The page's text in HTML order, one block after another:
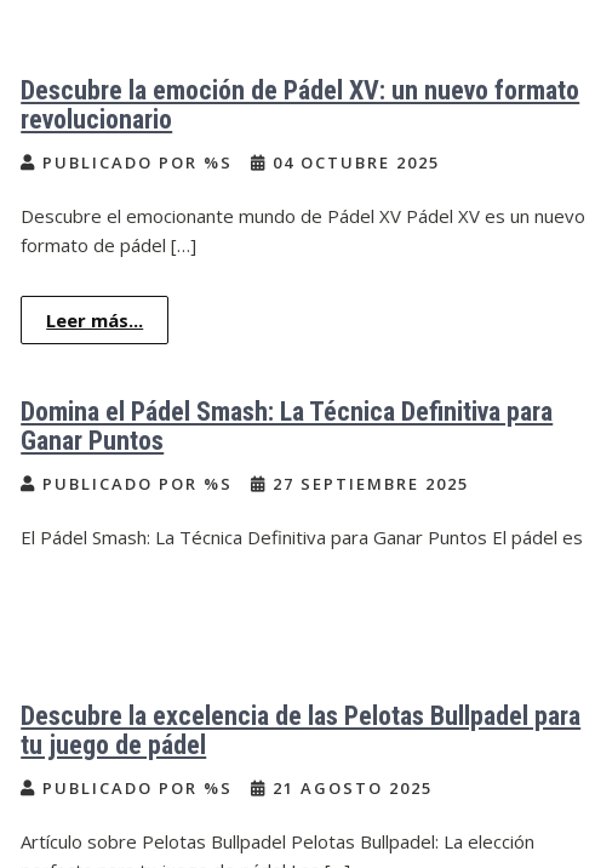
Descubre la emoción de Pádel XV: un nuevo formato
revolucionario
PUBLICADO POR %S 04 OCTUBRE 2025
Descubre el emocionante mundo de Pádel XV Pádel XV es un nuevo
formato de pádel […]
Leer más...
Domina el Pádel Smash: La Técnica Definitiva para
Ganar Puntos
PUBLICADO POR %S 27 SEPTIEMBRE 2025
El Pádel Smash: La Técnica Definitiva para Ganar Puntos El pádel es
Descubre la excelencia de las Pelotas Bullpadel para
tu juego de pádel
PUBLICADO POR %S 21 AGOSTO 2025
Artículo sobre Pelotas Bullpadel Pelotas Bullpadel: La elección